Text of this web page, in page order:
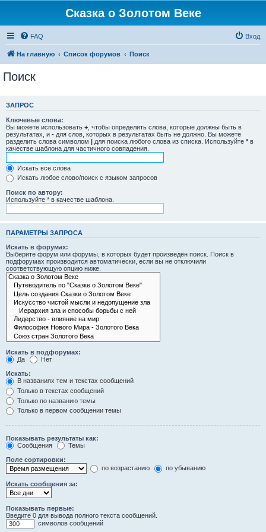
Сказка о Золотом Веке
FAQ Вход
На главную Список форумов Поиск
Поиск
ЗАПРОС
Ключевые слова:
Вы можете использовать + , чтобы определить слова, которые должны быть в
результатах, и - для слов, которых в результатах быть не должно. Вы можете
разделить слова символом | для поиска любого слова из списка. Используйте * в
качестве шаблона для частичного совпадения.
Искать все слова
Искать любое слово/поиск с языком запросов
Поиск по автору:
Используйте * в качестве шаблона.
ПАРАМЕТРЫ ЗАПРОСА
Искать в форумах:
Выберите форум или форумы, в которых будет произведён поиск. Поиск в
подфорумах производится автоматически, если вы не отключили
соответствующую опцию ниже.
Искать в подфорумах:
Да
Нет
Искать:
В названиях тем и текстах сообщений
Только в текстах сообщений
Только по названию темы
Только в первом сообщении темы
Показывать результаты как:
Сообщения
Темы
Поле сортировки:
по возрастанию
по убыванию
Искать сообщения за:
Показывать первые:
Введите 0 для вывода полного текста сообщений.
символов сообщений